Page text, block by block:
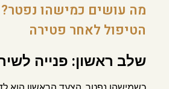
מה עושים כמישהו
הטיפול לאחר פטירה
שלב ראשון: פנייה